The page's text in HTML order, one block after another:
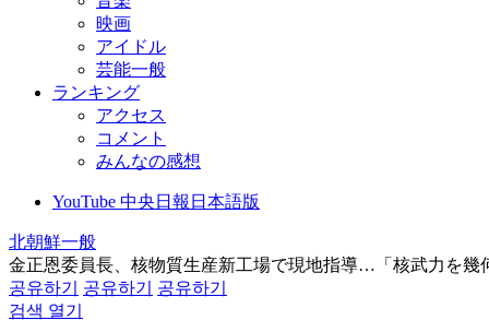
映画
アイドル
芸能一般
ランキング
アクセス
コメント
みんなの感想
YouTube 中央日報日本語版
北朝鮮一般
金正恩委員長、核物質生産新工場で現地指導…「核武力を幾
공유하기
공유하기
공유하기
검색 열기